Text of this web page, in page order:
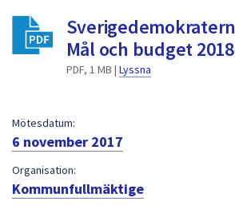
Mål och budget
PDF, 1 MB | Lyssna
Mötesdatum:
6 november 2017
Organisation:
Kommunfullmäktige